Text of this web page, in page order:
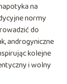
na
normy
do
androgyniczne
kolejne
i wolny